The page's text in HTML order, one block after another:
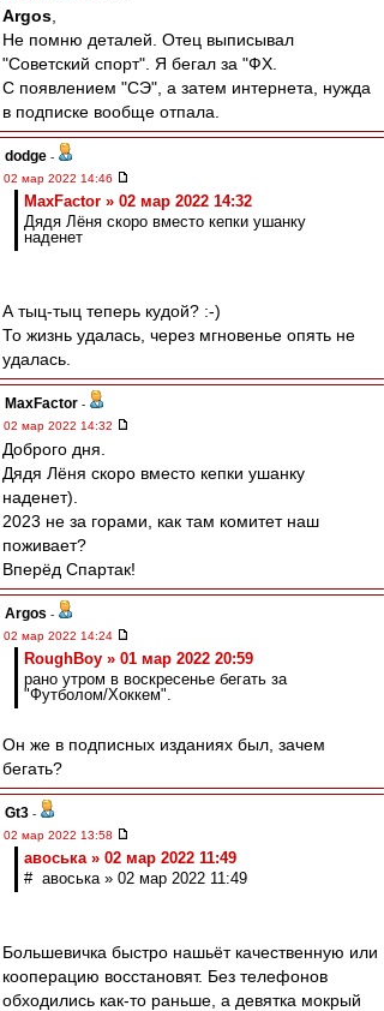
Argos
Не помню деталей. Отец выписывал
"Советский спорт". Я бегал за "ФХ.
С появлением "СЭ", а затем интернета, нужда
в подписке вообще отпала.
dodge -
02 мар 2022 14:46
MaxFactor » 02 мар 2022 14:32
Дядя Лёня скоро вместо кепки ушанку
наденет
А тыц-тыц теперь кудой? :-)
То жизнь удалась, через мгновенье опять не
удалась.
MaxFactor -
02 мар 2022 14:32
Доброго дня.
Дядя Лёня скоро вместо кепки ушанку
наденет).
2023 не за горами, как там комитет наш
поживает?
Вперёд Спартак!
Argos -
02 мар 2022 14:24
RoughBoy » 01 мар 2022 20:59
рано утром в воскресенье бегать за
"Футболом/Хоккем".
Он же в подписных изданиях был, зачем
бегать?
Gt3 -
02 мар 2022 13:58
авоська » 02 мар 2022 11:49
# авоська » 02 мар 2022 11:49
Большевичка быстро нашьёт качественную или
кооперацию восстановят. Без телефонов
обходились как-то раньше, а девятка мокрый